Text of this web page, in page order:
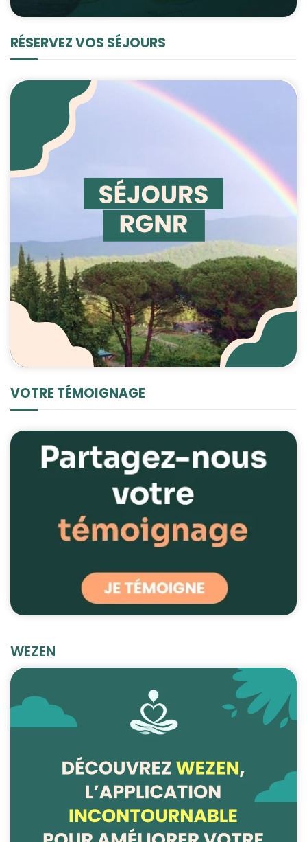
RÉSERVEZ VOS SÉJOURS
VOTRE TÉMOIGNAGE
WEZEN